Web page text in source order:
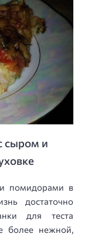
сыром и
помидорами в
достаточно
для теста
более нежной,